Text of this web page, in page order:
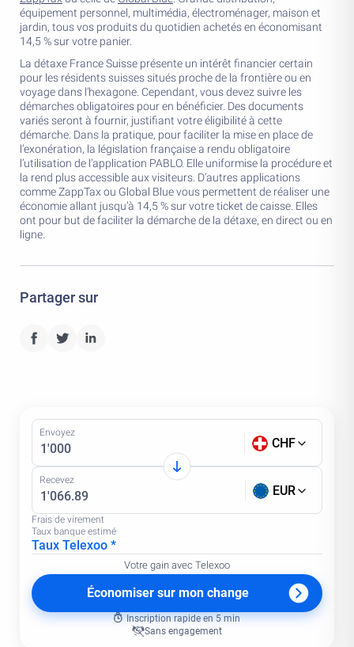
équipement personnel, multimédia, électroménager, maison et
jardin, tous vos produits du quotidien achetés en économisant
14,5 % sur votre panier.
La détaxe France Suisse présente un intérêt financier certain
pour les résidents suisses situés proche de la frontière ou en
voyage dans l’hexagone. Cependant, vous devez suivre les
démarches obligatoires pour en bénéficier. Des documents
variés seront à fournir, justifiant votre éligibilité à cette
démarche. Dans la pratique, pour faciliter la mise en place de
l’exonération, la législation française a rendu obligatoire
l’utilisation de l’application PABLO. Elle uniformise la procédure et
la rend plus accessible aux visiteurs. D’autres applications
comme ZappTax ou Global Blue vous permettent de réaliser une
économie allant jusqu’à 14,5 % sur votre ticket de caisse. Elles
ont pour but de faciliter la démarche de la détaxe, en direct ou en
ligne.
Partager sur
Envoyez
CHF
Recevez
EUR
Frais de virement
Taux banque estimé
Taux Telexoo *
Votre gain avec Telexoo
Économiser sur mon change
Inscription rapide en 5 min
Sans engagement